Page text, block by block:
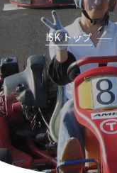
ISK トップ